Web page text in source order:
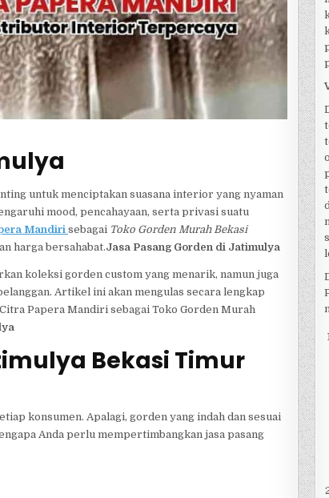
untuk menciptakan suasana interior yang nyaman
mood, pencahayaan, serta privasi suatu
Mandiri sebagai Toko Gorden Murah Bekasi
harga bersahabat.Jasa Pasang Gorden di Jatimulya
koleksi gorden custom yang menarik, namun juga
Artikel ini akan mengulas secara lengkap
Papera Mandiri sebagai Toko Gorden Murah
Bekasi Timur
konsumen. Apalagi, gorden yang indah dan sesuai
Anda perlu mempertimbangkan jasa pasang